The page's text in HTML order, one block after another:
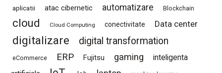
aplicatii atac cibernetic automatizare Blockchain
cloud Cloud Computing conectivitate Data center
digitalizare digital transformation
eCommerce ERP Fujitsu gaming
inteligenta